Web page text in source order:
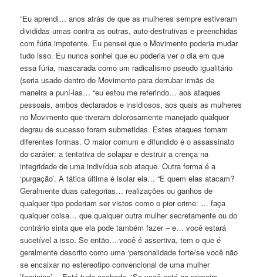
“Eu aprendi… anos atrás de que as mulheres sempre estiveram
divididas umas contra as outras, auto-destrutivas e preenchidas
com fúria impotente. Eu pensei que o Movimento poderia mudar
tudo isso. Eu nunca sonhei que eu poderia ver o dia em que
essa fúria, mascarada como um radicalismo pseudo igualitário
(seria usado dentro do Movimento para derrubar irmãs de
maneira a puní-las… “eu estou me referindo… aos ataques
pessoais, ambos declarados e insidiosos, aos quais as mulheres
no Movimento que tiveram dolorosamente manejado qualquer
degrau de sucesso foram submetidas. Estes ataques tomam
diferentes formas. O maior comum e difundido é o assassinato
do caráter: a tentativa de solapar e destruir a crença na
integridade de uma indivídua sob ataque. Outra forma é a
‘purgação’. A tática última é isolar ela… “E quem elas atacam?
Geralmente duas categorias… realizações ou ganhos de
qualquer tipo poderiam ser vistos como o pior crime: … faça
qualquer coisa… que qualquer outra mulher secretamente ou do
contrário sinta que ela pode também fazer – e… você estará
sucetível a isso. Se então… você é assertiva, tem o que é
geralmente descrito como uma ‘personalidade forte/se você não
se encaixar no estereotipo convencional de uma mulher